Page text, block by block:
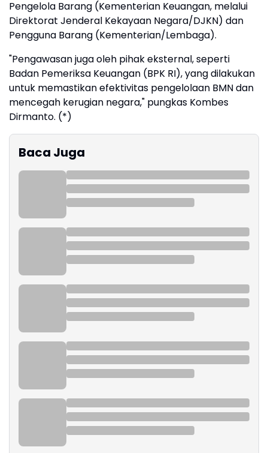
Pengelola Barang (Kementerian Keuangan, melalui
Direktorat Jenderal Kekayaan Negara/DJKN) dan
Pengguna Barang (Kementerian/Lembaga).
"Pengawasan juga oleh pihak eksternal, seperti
Badan Pemeriksa Keuangan (BPK RI), yang dilakukan
untuk memastikan efektivitas pengelolaan BMN dan
mencegah kerugian negara," pungkas Kombes
Dirmanto. (*)
Baca Juga